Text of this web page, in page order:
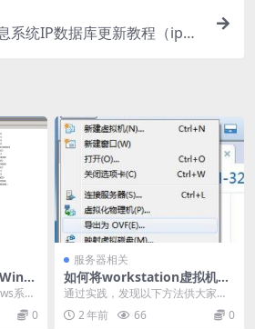
系统IP数据库更新教程（ipda
器
系统
Tim
0
服务器相关
如何将workstation虚拟机导
入ESXi主机
通过实践，发现以下方法供大家参
考： 1、将workstation中靶机以OV
F格...2 年前 66 0